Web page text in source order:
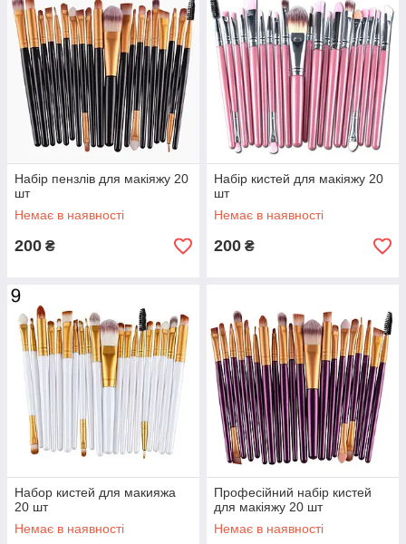
Набір пензлів для макіяжу 20
шт
Немає в наявності
200 ₴
Набір кистей для макіяжу 20
шт
Немає в наявності
200 ₴
Набор кистей для макияжа
20 шт
Немає в наявності
Професійний набір кистей
для макіяжу 20 шт
Немає в наявності